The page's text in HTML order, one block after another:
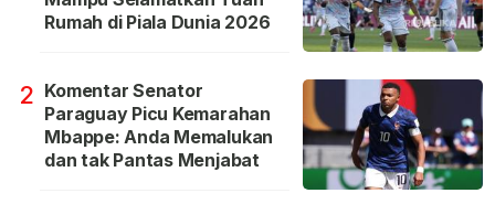
Rumah di Piala Dunia 2026
2 Komentar Senator
Paraguay Picu Kemarahan
Mbappe: Anda Memalukan
dan tak Pantas Menjabat